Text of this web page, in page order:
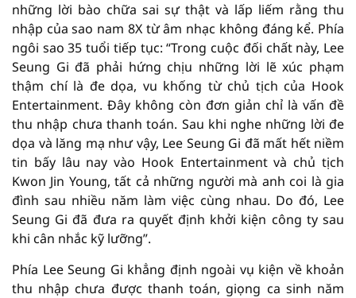
những lời bào chữa sai sự thật và lấp liếm rằng thu
nhập của sao nam 8X từ âm nhạc không đáng kể. Phía
ngôi sao 35 tuổi tiếp tục: “Trong cuộc đối chất này, Lee
Seung Gi đã phải hứng chịu những lời lẽ xúc phạm
thậm chí là đe dọa, vu khống từ chủ tịch của Hook
Entertainment. Đây không còn đơn giản chỉ là vấn đề
thu nhập chưa thanh toán. Sau khi nghe những lời đe
dọa và lăng mạ như vậy, Lee Seung Gi đã mất hết niềm
tin bấy lâu nay vào Hook Entertainment và chủ tịch
Kwon Jin Young, tất cả những người mà anh coi là gia
đình sau nhiều năm làm việc cùng nhau. Do đó, Lee
Seung Gi đã đưa ra quyết định khởi kiện công ty sau
khi cân nhắc kỹ lưỡng”.
Phía Lee Seung Gi khẳng định ngoài vụ kiện về khoản
thu nhập chưa được thanh toán, giọng ca sinh năm